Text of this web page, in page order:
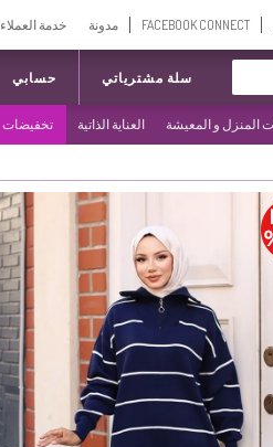
FACEBOOK CONNECT مدونة خدمة العملاء
حسابي سلة مشترياتي
المنزل و المعيشة العناية الذاتية تخفيضات